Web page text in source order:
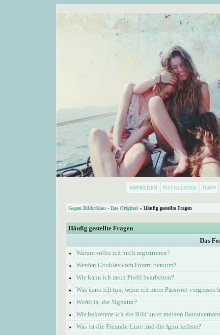
Gegen Bilderklau - Das Original » Häufig gestellte Fragen
Häufig gestellte Fragen
Das
»
Warum sollte ich mich registrieren?
»
Werden Cookies vom Forum benutzt?
»
Wie kann ich mein Profil bearbeiten?
»
Was kann ich tun, wenn ich mein Passwort vergessen
»
Wofür ist die Signatur?
»
Wie bekomme ich ein Bild unter meinen
»
Was ist die Freunde-Liste und die Ignorierliste?